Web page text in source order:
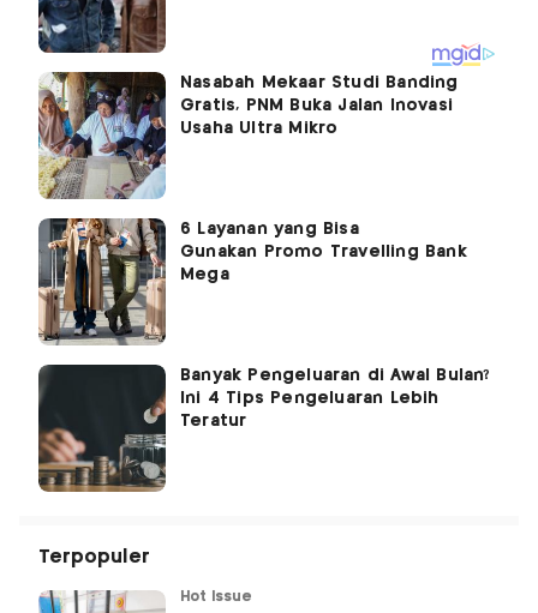
Nasabah Mekaar Studi Banding
Gratis, PNM Buka Jalan Inovasi
Usaha Ultra Mikro
6 Layanan yang Bisa
Gunakan Promo Travelling Bank
Mega
Banyak Pengeluaran di Awal Bulan?
Ini 4 Tips Pengeluaran Lebih
Teratur
Terpopuler
Hot Issue